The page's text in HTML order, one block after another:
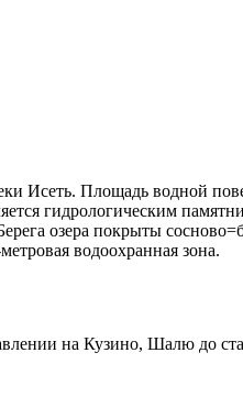
Исеть. Площадь водной
гидрологическим
озера покрыты
водоохранная зона.
на Кузино, Шалю до